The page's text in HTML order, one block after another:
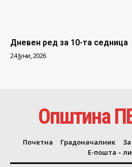
Дневен ред за 10-та седница
24 Јуни, 2026
Општина
Почетна Градоначалник
Е-пошта –